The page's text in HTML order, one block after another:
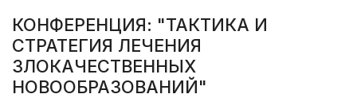
КОНФЕРЕНЦИЯ: "ТАКТИКА И
СТРАТЕГИЯ ЛЕЧЕНИЯ
ЗЛОКАЧЕСТВЕННЫХ
НОВООБРАЗОВАНИЙ"